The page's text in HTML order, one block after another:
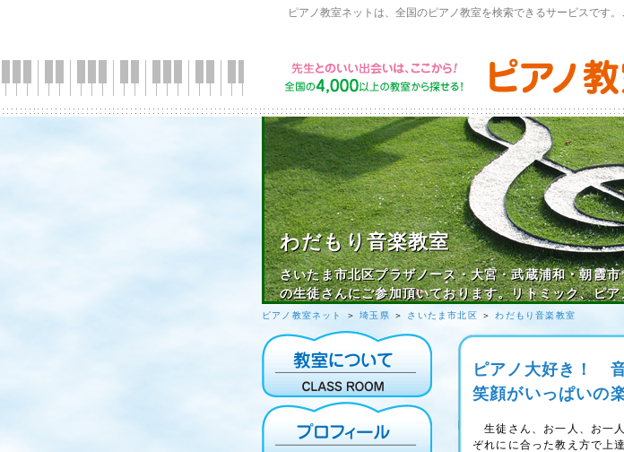
ピアノ教室ネットは、全国のピアノ教室を検索できるサービスです
わだもり音楽教室
さいたま市北区プラザノース・大宮・武蔵浦和・朝霞
の生徒さんにご参加頂いております。リトミック、ピ
ピアノ教室ネット ＞埼玉県 ＞ さいたま市北区 ＞わだもり音楽教室
ピアノ大好き！
笑顔がいっぱいの
生徒さん、お一人、お一
ぞれにに合った教え方で上